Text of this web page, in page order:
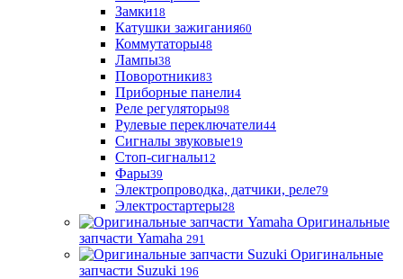
Замки18
Катушки зажигания60
Коммутаторы48
Лампы38
Поворотники83
Приборные панели4
Реле регуляторы98
Рулевые переключатели44
Сигналы звуковые19
Стоп-сигналы12
Фары39
Электропроводка, датчики, реле79
Электростартеры28
Оригинальные
запчасти Yamaha 291
Оригинальные
запчасти Suzuki 196